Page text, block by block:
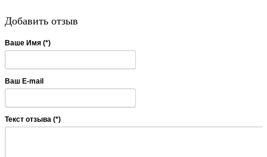
Добавить отзыв
Ваше Имя (*)
Ваш E-mail
Текст отзыва (*)